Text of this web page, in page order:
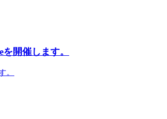
開催します。
。